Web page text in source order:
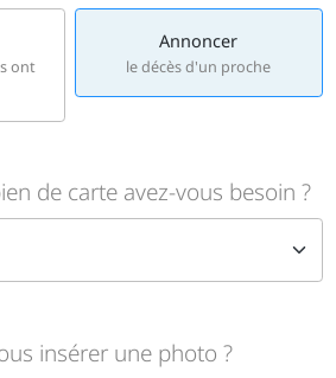
ont
Annoncer
le décès d'un proche
de carte avez-vous besoin ?
insérer une photo ?